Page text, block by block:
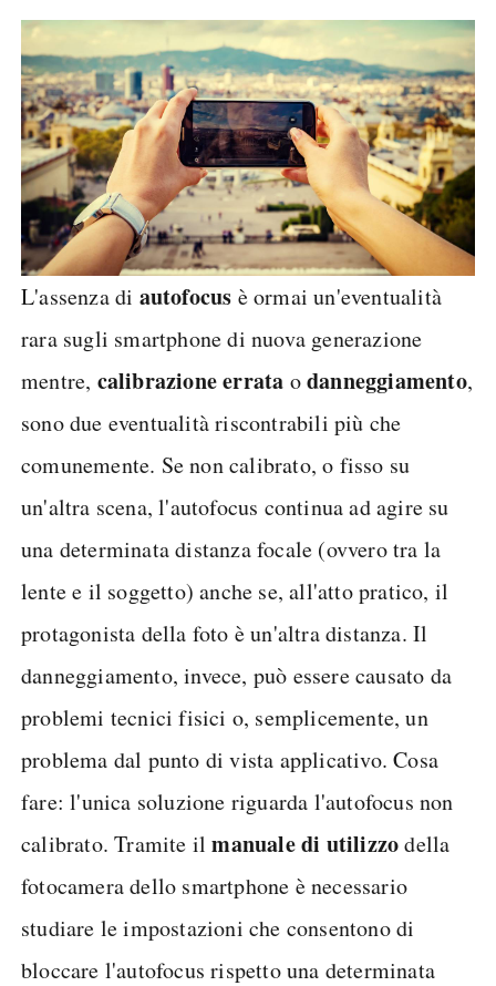
L'assenza di autofocus è ormai un'eventualità
rara sugli smartphone di nuova generazione
mentre, calibrazione errata odanneggiamento,
sono due eventualità riscontrabili più che
comunemente. Se non calibrato, o fisso su
un'altra scena, l'autofocus continua ad agire su
una determinata distanza focale (ovvero tra la
lente e il soggetto) anche se, all'atto pratico, il
protagonista della foto è un'altra distanza. Il
danneggiamento, invece, può essere causato da
problemi tecnici fisici o, semplicemente, un
problema dal punto di vista applicativo. Cosa
fare: l'unica soluzione riguarda l'autofocus non
calibrato. Tramite ilmanuale di utilizzodella
fotocamera dello smartphone è necessario
studiare le impostazioni che consentono di
bloccare l'autofocus rispetto una determinata